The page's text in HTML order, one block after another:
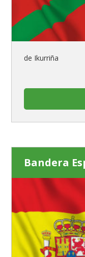
de Ikurriña
Bandera